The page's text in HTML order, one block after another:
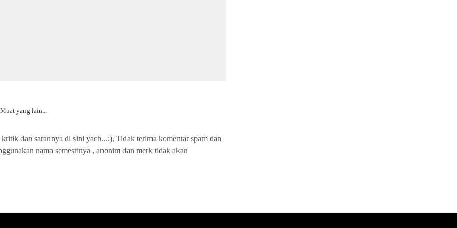
Muat yang lain...
dan sarannya di sini yach...:), Tidak terima komentar spam dan
nama semestinya , anonim dan merk tidak akan